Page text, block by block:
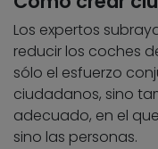
Los expertos
reducir los coches
sólo el esfuerzo
ciudadanos, sino
adecuado, en el
sino las personas.